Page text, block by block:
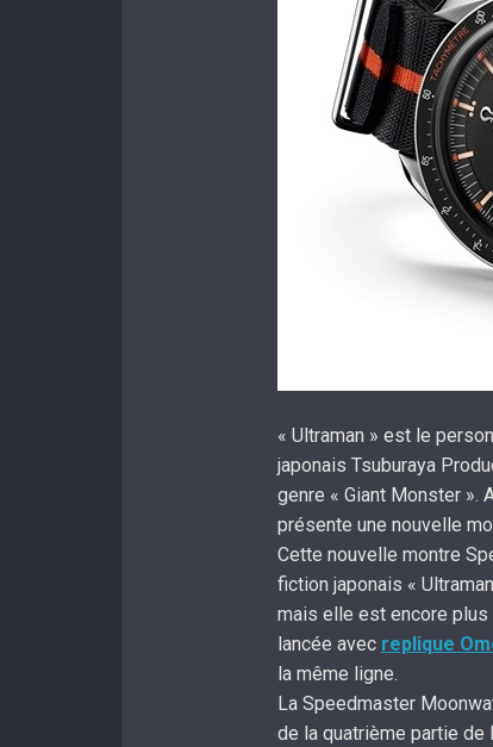
« Ultraman » est le
japonais Tsuburaya
genre « Giant Monster ».
présente une nouvelle
Cette nouvelle montre
fiction japonais «
mais elle est encore
lancée avec replique
la même ligne.
La Speedmaster
de la quatrième partie de